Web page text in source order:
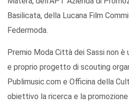
Basilicata, della Lucana Film
Federmoda.
Premio Moda Città dei Sassi non è
e proprio progetto di scouting
Publimusic.com e Officina della
obiettivo la ricerca e la